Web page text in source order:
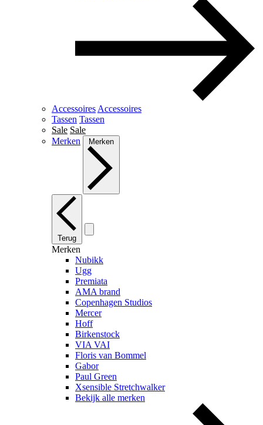
Accessoires Accessoires
Tassen Tassen
Sale Sale
Merken
Merken
Terug
Merken
Nubikk
Ugg
Premiata
AMA brand
Copenhagen Studios
Mercer
Hoff
Birkenstock
VIA VAI
Floris van Bommel
Gabor
Paul Green
Xsensible Stretchwalker
Bekijk alle merken